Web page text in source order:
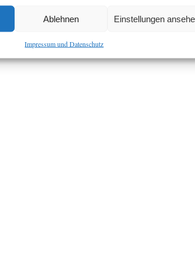
Ablehnen Einstellungen
Impressum und Datenschutz